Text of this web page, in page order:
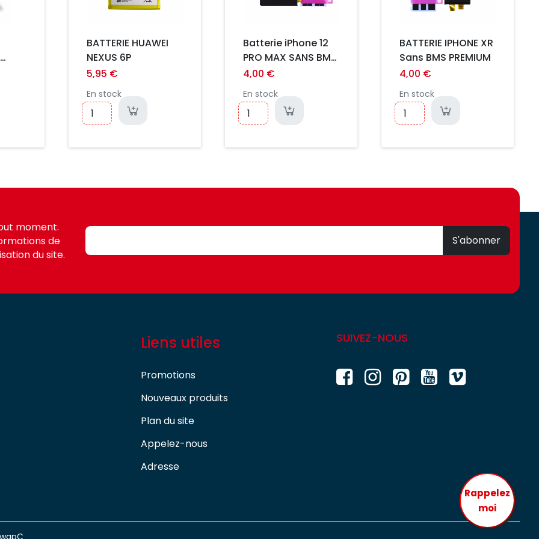
BATTERIE HUAWEI
NEXUS 6P
5,95 €
En stock
Batterie iPhone 12
PRO MAX SANS BMS
Premium
4,00 €
En stock
BATTERIE IPHONE XR
Sans BMS PREMIUM
4,00 €
En stock
moment.
de
du site.
S'abonner
Liens utiles
Promotions
Nouveaux produits
Plan du site
Appelez-nous
Adresse
SUIVEZ-NOUS
Rappelez
moi